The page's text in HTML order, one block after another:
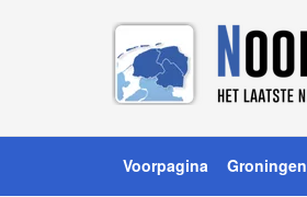
Voorpagina Groningen